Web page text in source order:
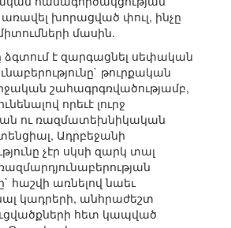
խորացված փուլ, ինչը
մասին.
ձգտում է զարգացնել սեփական
թուրքական
շահագրգռվածությամբ,
որեւէ լուրջ
ու ռազմատեխնիկական
Ադրբեջանի
չէր սկսի զարկ տալ
հաշվի առնելով նաեւ
կադրերի, անհրաժեշտ
հետ կապված